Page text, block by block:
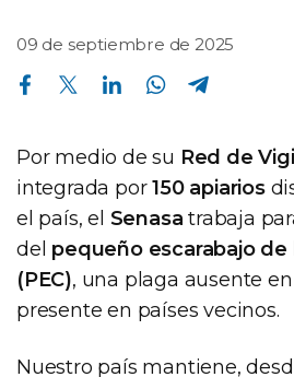
09 de septiembre de 2025
Compartir en Facebook Compartir en Twitter Compartir en Linkedin Compartir en Whatsapp
Por medio de su Red de
integrada por150 apiarios
el país, el Senasa trabaja
del pequeño escarabajo
(PEC), una plaga ausente
presente en países vecinos.
Nuestro país mantiene,